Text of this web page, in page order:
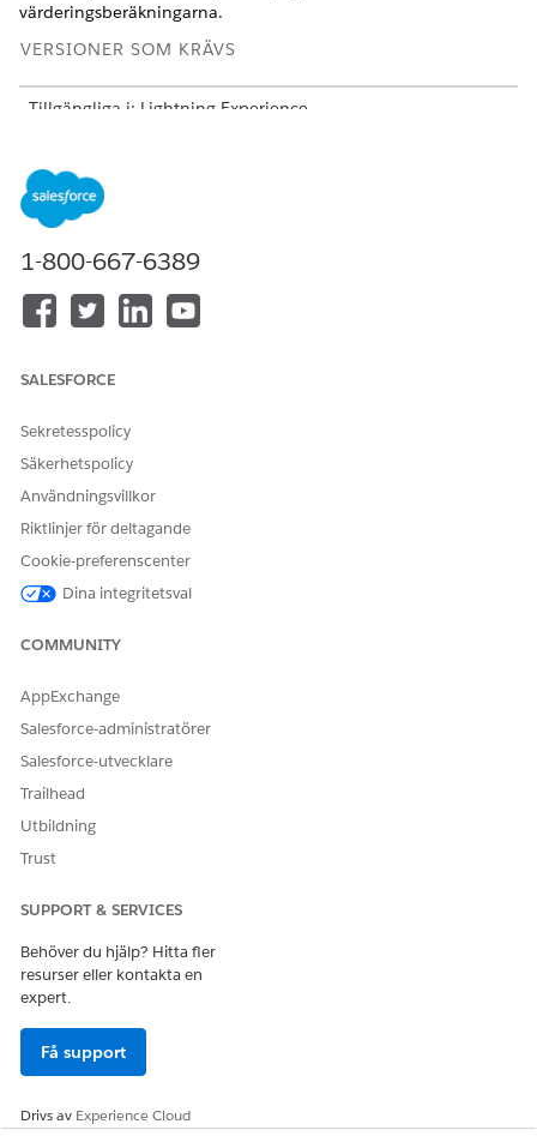
värderingsberäkningarna.
VERSIONER SOM KRÄVS
Tillgängliga i: Lightning Experience
medlicensen Revenue Cloud Advanced
Känn till dina värderingsprocesser
standardvärderingsförfarande och förhandlingsbart
värderingsförfarande är nyckeln till att optimera dina
faktureringsprocesser i Salesforce. Varje procedur uppfyller
komplexa, användningsdrivna förhandlingar.
Innan du skapar värderingsprocesser och lägger till
element i dem, uppfyll dessa förkrav.
Utforska tillgängliga värderingselement i intäktshantering
Värderingselement är byggstenarna i ett
värderingsförfarande. Ett nytt värderingsförfarande är
alltid tomt och varje tillagt element utgör ett steg i
värderingsförfarandet. Använd de tillgängliga
värderingsförfarandet.
LÖSTE DENNA ARTIKEL DITT PROBLEM?
1-800-667-6389
SALESFORCE
Sekretesspolicy
Säkerhetspolicy
Användningsvillkor
Riktlinjer för deltagande
Cookie-preferenscenter
Dina integritetsval
COMMUNITY
AppExchange
Salesforce-administratörer
Salesforce-utvecklare
Trailhead
Utbildning
Trust
SUPPORT & SERVICES
Behöver du hjälp? Hitta fler
resurser eller kontakta en
expert.
Få support
Drivs av Experience Cloud